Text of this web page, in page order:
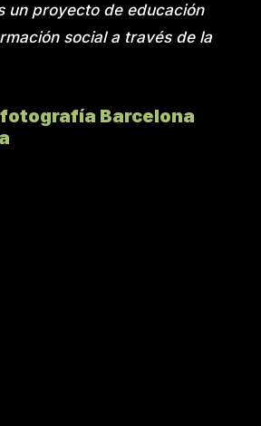
un proyecto de educación
social a través de la
fotografía Barcelona